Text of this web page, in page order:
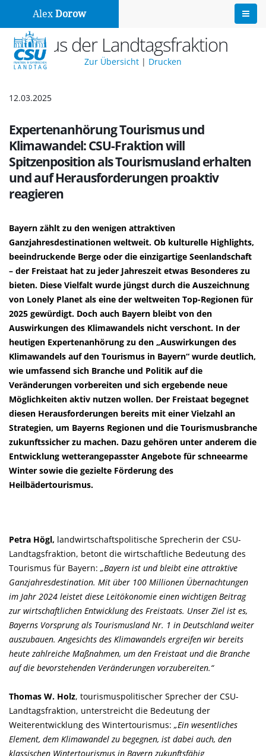
AlexDorow
Aus der Landtagsfraktion
Zur Übersicht | Drucken
12.03.2025
Expertenanhörung Tourismus und
Klimawandel: CSU-Fraktion will
Spitzenposition als Tourismusland erhalten
und auf Herausforderungen proaktiv
reagieren
Bayern zählt zu den wenigen attraktiven
Ganzjahresdestinationen weltweit. Ob kulturelle Highlights,
beeindruckende Berge oder die einzigartige Seenlandschaft
– der Freistaat hat zu jeder Jahreszeit etwas Besonderes zu
bieten. Diese Vielfalt wurde jüngst durch die Auszeichnung
von Lonely Planet als eine der weltweiten Top-Regionen für
2025 gewürdigt. Doch auch Bayern bleibt von den
Auswirkungen des Klimawandels nicht verschont. In der
heutigen Expertenanhörung zu den „Auswirkungen des
Klimawandels auf den Tourismus in Bayern“ wurde deutlich,
wie umfassend sich Branche und Politik auf die
Veränderungen vorbereiten und sich ergebende neue
Möglichkeiten aktiv nutzen wollen. Der Freistaat begegnet
diesen Herausforderungen bereits mit einer Vielzahl an
Strategien, um Bayerns Regionen und die Tourismusbranche
zukunftssicher zu machen. Dazu gehören unter anderem die
Entwicklung wetterangepasster Angebote für schneearme
Winter sowie die gezielte Förderung des
Heilbädertourismus.
Petra Högl, landwirtschaftspolitische Sprecherin der CSU-
Landtagsfraktion, betont die wirtschaftliche Bedeutung des
Tourismus für Bayern: Bayern ist und bleibt eine attraktive
Ganzjahresdestination. Mit über 100 Millionen Übernachtungen
im Jahr 2024 leistet diese Leitökonomie einen wichtigen Beitrag
zur wirtschaftlichen Entwicklung des Freistaats. Unser Ziel ist es,
Bayerns Vorsprung als Tourismusland Nr. 1 in Deutschland weiter
auszubauen. Angesichts des Klimawandels ergreifen wir bereits
heute zahlreiche Maßnahmen, um den Freistaat und die Branche
auf die bevorstehenden Veränderungen vorzubereiten.“
Thomas W. Holz, tourismuspolitischer Sprecher der CSU-
Landtagsfraktion, unterstreicht die Bedeutung der
Weiterentwicklung des Wintertourismus: Ein wesentliches
Element, dem Klimawandel zu begegnen, ist dabei auch, den
klassischen Wintertourismus in Bayern zukunftsfähig